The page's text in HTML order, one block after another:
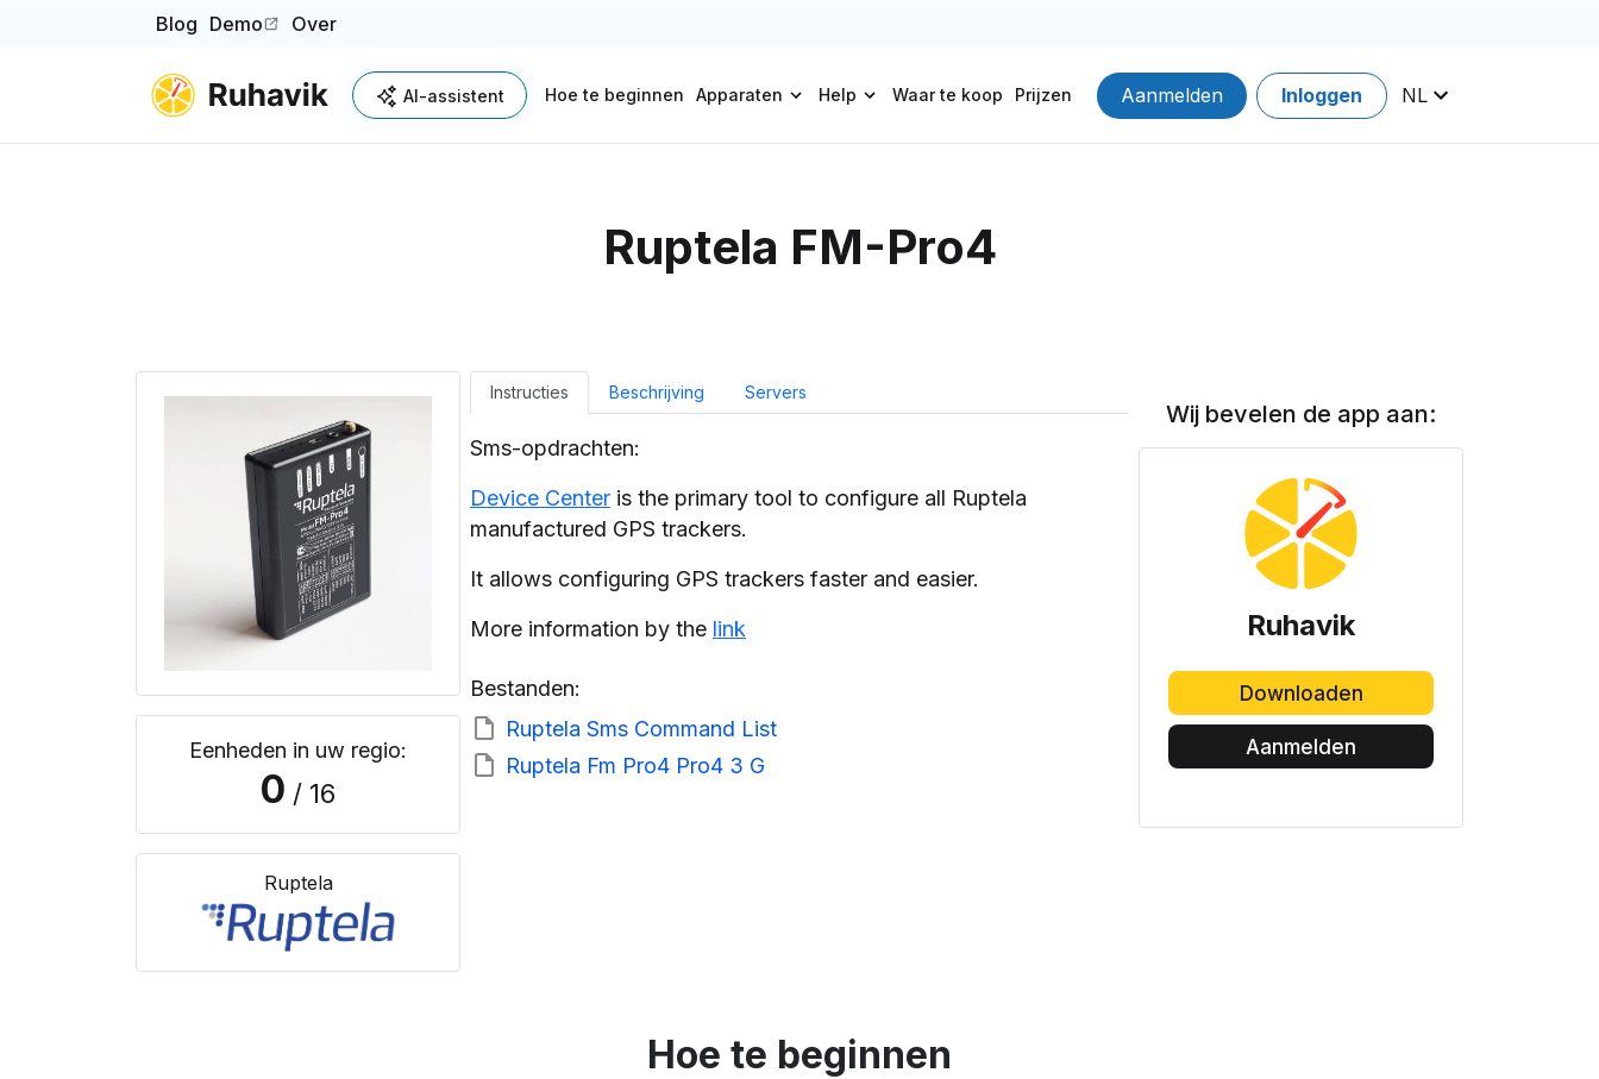
Blog Demo
(opens in a new tab)
Over
AI-assistent Hoe te beginnen Apparaten Help Waar te koop Prijzen Aanmelden Inloggen NL
Ruptela FM-Pro4
Eenheden in uw regio:
0 / 16
Ruptela
Instructies Beschrijving Servers
Sms-opdrachten:
Device Center is the primary tool to configure all Ruptela
manufactured GPS trackers.
It allows configuring GPS trackers faster and easier.
More information by the link
Bestanden:
Ruptela Sms Command List
Ruptela Fm Pro4 Pro4 3 G
Wij bevelen de app aan:
Ruhavik
Downloaden
Aanmelden
Hoe te beginnen